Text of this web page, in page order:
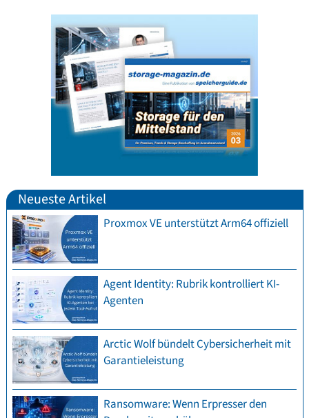
Neueste Artikel
Proxmox VE unterstützt Arm64 offiziell
Agent Identity: Rubrik kontrolliert KI-
Agenten
Arctic Wolf bündelt Cybersicherheit mit
Garantieleistung
Ransomware: Wenn Erpresser den